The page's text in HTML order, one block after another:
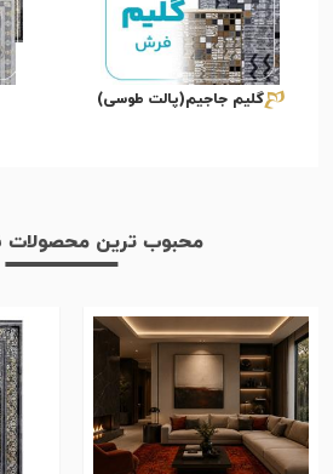
گلیم جاجیم(پالت طوسی)
محبوب ترین محصولات